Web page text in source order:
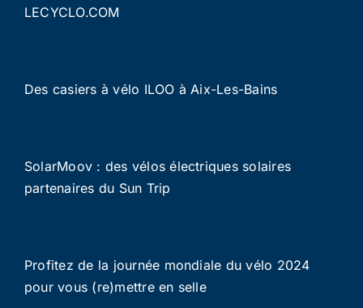
LECYCLO.COM
Des casiers à vélo ILOO à Aix-Les-Bains
SolarMoov : des vélos électriques solaires
partenaires du Sun Trip
Profitez de la journée mondiale du vélo 2024
pour vous (re)mettre en selle